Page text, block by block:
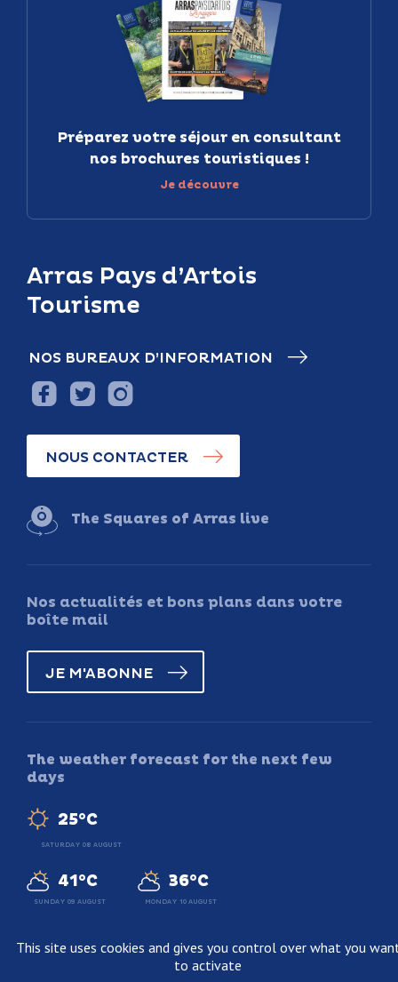
Arras Pays d’Artois
Tourisme
NOS BUREAUX D’INFORMATION
NOUS CONTACTER
The Squares of Arras live
Nos actualités et bons plans dans votre
boîte mail
JE M'ABONNE
The weather forecast for the next few
days
25°C
SATURDAY 08 AUGUST
41°C
SUNDAY 09 AUGUST
36°C
MONDAY 10 AUGUST
Préparez votre séjour en consultant
nos brochures touristiques !
Je découvre
This site uses cookies and gives you control over what you
to activate